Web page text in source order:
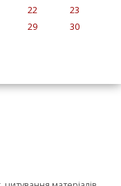
22
23
29 30